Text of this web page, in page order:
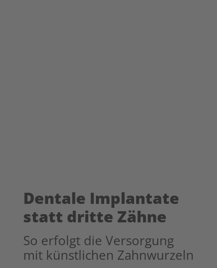
Dentale Implantate
statt dritte Zähne
So erfolgt die Versorgung
mit künstlichen Zahnwurzeln